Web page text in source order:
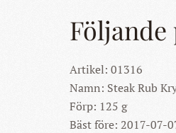
Artikel: 01316
Namn: Steak Rub
Förp: 125 g
Bäst före: 2017-07-